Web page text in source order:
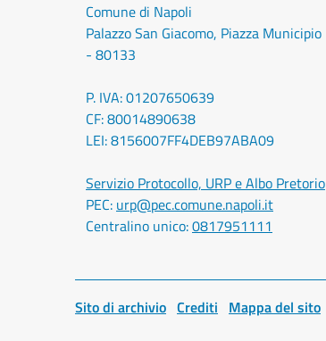
Comune di Napoli
Palazzo San Giacomo, Piazza Municipio
- 80133
P. IVA: 01207650639
CF: 80014890638
LEI: 8156007FF4DEB97ABA09
Servizio Protocollo, URP e Albo Pretorio
PEC: urp@pec.comune.napoli.it
Centralino unico:0817951111
Sito di archivio Crediti Mappa del sito